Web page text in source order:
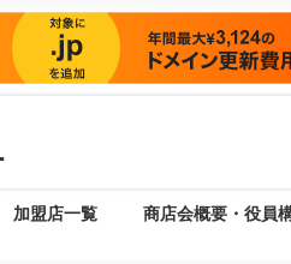
加盟店一覧 商店会概要・役員